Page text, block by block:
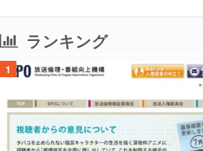
ランキング
1